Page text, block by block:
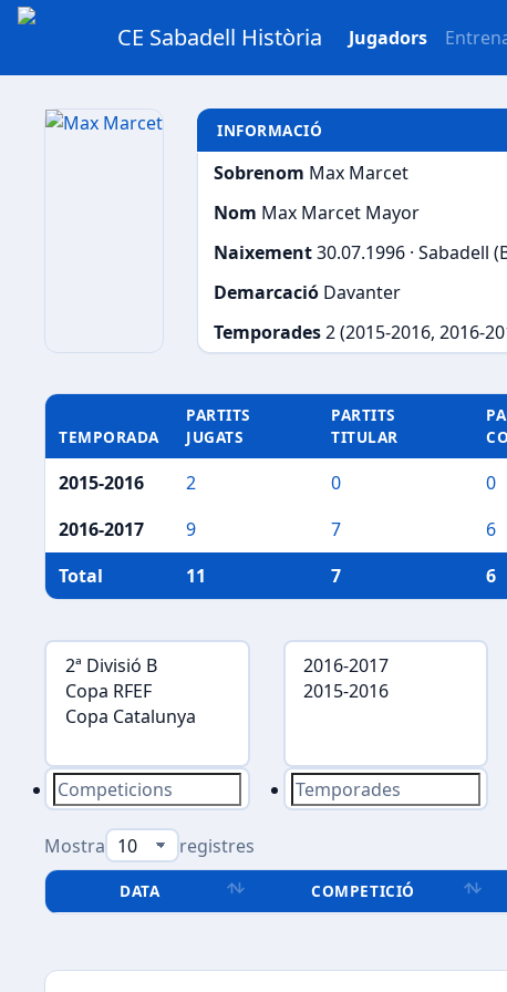
CE Sabadell Història Jugadors
INFORMACIÓ
Sobrenom Max Marcet
Nom Max Marcet Mayor
Naixement30.07.1996 · Sabadell
Demarcació Davanter
Temporades2 (2015-2016, 2016-
TEMPORADA
PARTITS
JUGATS
PARTITS
TITULAR
2015-2016 2 0 0
2016-2017
9 7 6
Total
11 7 6
Mostra registres
DATA COMPETICIÓ